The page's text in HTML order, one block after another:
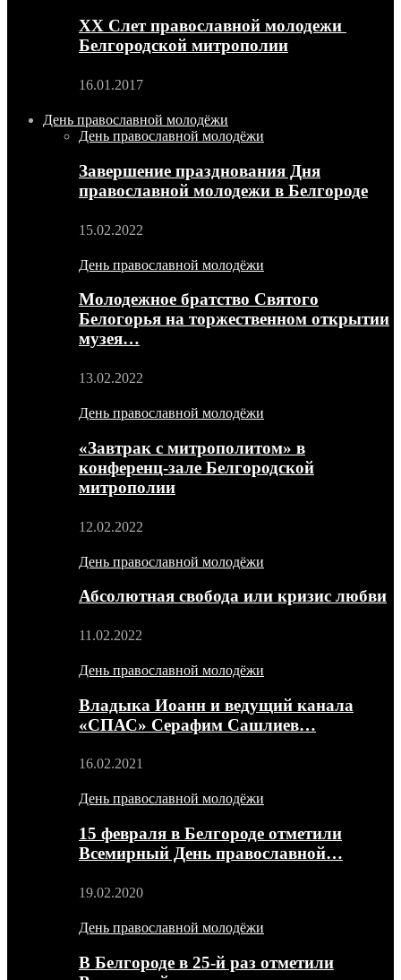
XX Слет православной молодежи
Белгородской митрополии
16.01.2017
День православной молодёжи
День православной молодёжи
Завершение празднования Дня
православной молодежи в Белгороде
15.02.2022
День православной молодёжи
Молодежное братство Святого
Белогорья на торжественном открытии
музея…
13.02.2022
День православной молодёжи
«Завтрак с митрополитом» в
конференц-зале Белгородской
митрополии
12.02.2022
День православной молодёжи
Абсолютная свобода или кризис любви
11.02.2022
День православной молодёжи
Владыка Иоанн и ведущий канала
«СПАС» Серафим Сашлиев…
16.02.2021
День православной молодёжи
15 февраля в Белгороде отметили
Всемирный День православной…
19.02.2020
День православной молодёжи
В Белгороде в 25-й раз отметили